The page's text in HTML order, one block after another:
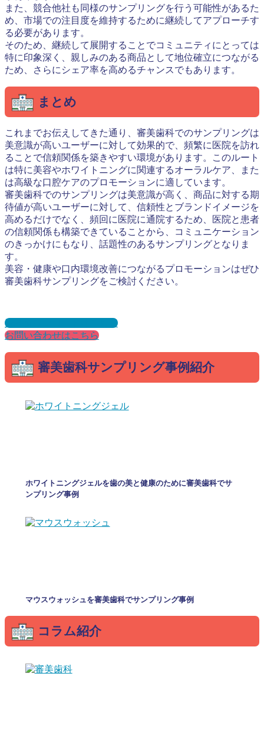
また、競合他社も同様のサンプリングを行う可能性があるた
め、市場での注目度を維持するために継続してアプローチす
る必要があります。
そのため、継続して展開することでコミュニティにとっては
特に印象深く、親しみのある商品として地位確立につながる
ため、さらにシェア率を高めるチャンスでもあります。
まとめ
これまでお伝えしてきた通り、審美歯科でのサンプリングは
美意識が高いユーザーに対して効果的で、頻繁に医院を訪れ
ることで信頼関係を築きやすい環境があります。このルート
は特に美容やホワイトニングに関連するオーラルケア、また
は高級な口腔ケアのプロモーションに適しています。
審美歯科でのサンプリングは美意識が高く、商品に対する期
待値が高いユーザーに対して、信頼性とブランドイメージを
高めるだけでなく、頻回に医院に通院するため、医院と患者
の信頼関係も構築できていることから、コミュニケーション
のきっかけにもなり、話題性のあるサンプリングとなりま
す。
美容・健康や口内環境改善につながるプロモーションはぜひ
審美歯科サンプリングをご検討ください。
資料ダウンロードはこちら
お問い合わせはこちら
審美歯科サンプリング事例紹介
ホワイトニングジェルを歯の美と健康のために審美歯科でサ
ンプリング事例
マウスウォッシュを審美歯科でサンプリング事例
コラム紹介